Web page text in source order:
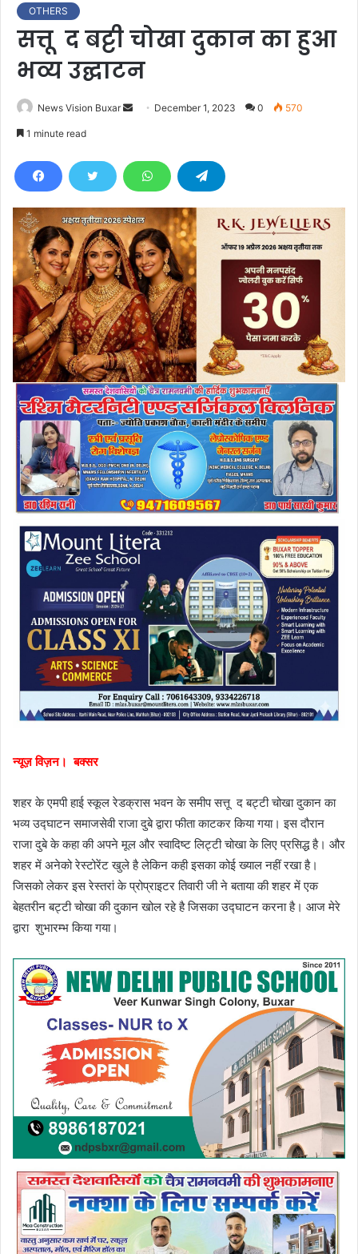
OTHERS
सत्तू द बट्टी चोखा दुकान का हुआ
भव्य उद्घाटन
News Vision Buxar
d
e
m
a
i
l
December 1, 2023 0 570
1 minute read
न्यूज़ विज़न। बक्सर
शहर के एमपी हाई स्कूल रेडक्रास भवन के समीप सत्तू द बट्टी चोखा दुकान का
भव्य उद्घाटन समाजसेवी राजा दुबे द्वारा फीता काटकर किया गया। इस दौरान
राजा दुबे के कहा की अपने मूल और स्वादिष्ट लिट्टी चोखा के लिए प्रसिद्ध है। और
शहर में अनेको रेस्टोरेंट खुले है लेकिन कही इसका कोई ख्याल नहीं रखा है।
जिसको लेकर इस रेस्तरां के प्रोप्राइटर तिवारी जी ने बताया की शहर में एक
बेहतरीन बट्टी चोखा की दुकान खोल रहे है जिसका उद्घाटन करना है। आज मेरे
द्वारा शुभारम्भ किया गया।